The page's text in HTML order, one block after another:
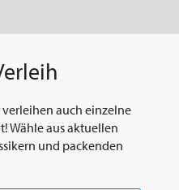
auch einzelne
Wähle aus aktuellen
und packenden